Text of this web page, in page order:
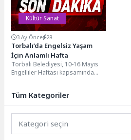
Kültür Sanat
3 Ay Önce 28
Torbalı’da Engelsiz Yaşam
İçin Anlamlı Hafta
Torbalı Belediyesi, 10-16 Mayıs
Engelliler Haftası kapsamında
Tüm Kategoriler